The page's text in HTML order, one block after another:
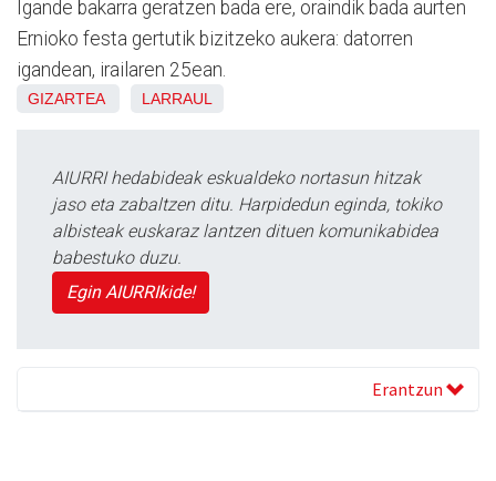
Igande bakarra geratzen bada ere, oraindik bada aurten
Ernioko festa gertutik bizitzeko aukera: datorren
igandean, irailaren 25ean.
GIZARTEA LARRAUL
AIURRI hedabideak eskualdeko nortasun hitzak
jaso eta zabaltzen ditu. Harpidedun eginda, tokiko
albisteak euskaraz lantzen dituen komunikabidea
babestuko duzu.
Egin AIURRIkide!
Erantzun